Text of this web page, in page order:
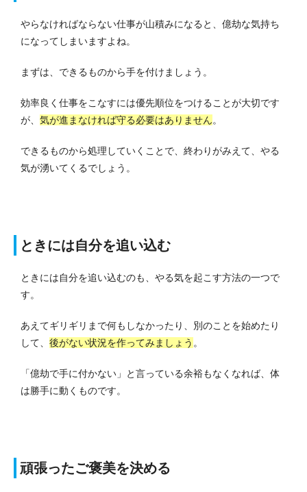
やらなければならない仕事が山積みになると、億劫な気持ち
になってしまいますよね。
まずは、できるものから手を付けましょう。
効率良く仕事をこなすには優先順位をつけることが大切です
が、 気が進まなければ守る必要はありません。
できるものから処理していくことで、終わりがみえて、やる
気が湧いてくるでしょう。
ときには自分を追い込む
ときには自分を追い込むのも、やる気を起こす方法の一つで
す。
あえてギリギリまで何もしなかったり、別のことを始めたり
して、 後がない状況を作ってみましょう 。
「億劫で手に付かない」と言っている余裕もなくなれば、体
は勝手に動くものです。
頑張ったご褒美を決める